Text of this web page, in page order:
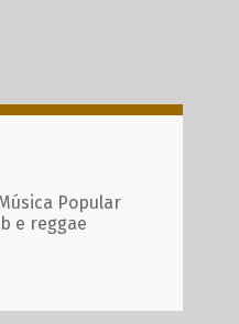
Popular
e reggae